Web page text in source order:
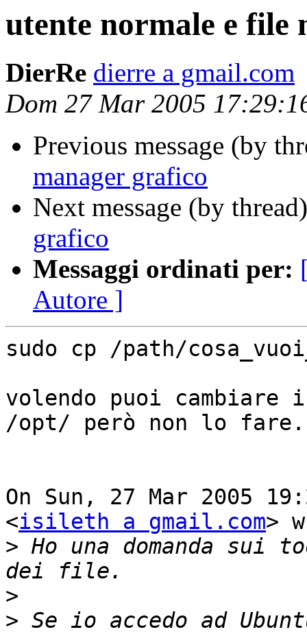
utente normale e file
DierRe dierre a gmail.com
Dom 27 Mar 2005
Previous message (by
manager grafico
Next message (by
grafico
Messaggi ordinati per:
Autore ]
sudo cp /path/
volendo puoi
/opt/ però non lo fare.
On Sun, 27 Mar 2005
<isileth a gmail.com>
> Ho una domanda
>
> Se io accedo ad